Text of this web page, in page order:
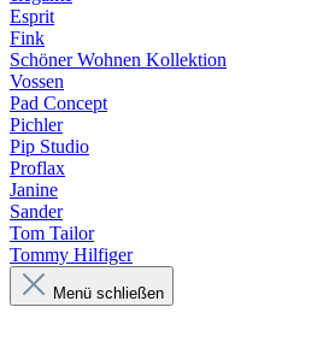
Esprit
Fink
Schöner Wohnen Kollektion
Vossen
Pad Concept
Pichler
Pip Studio
Proflax
Janine
Sander
Tom Tailor
Tommy Hilfiger
Menü schließen